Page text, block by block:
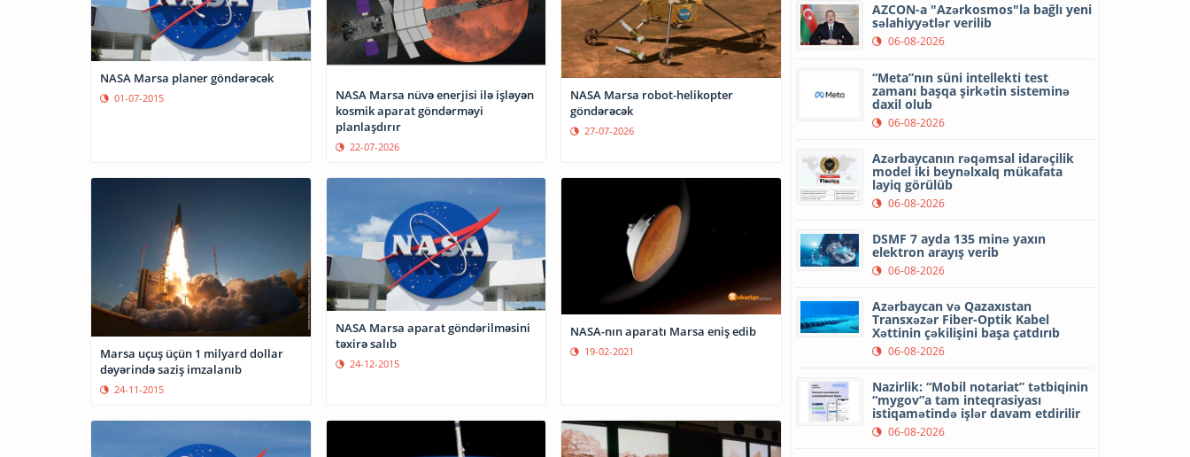
NASА Marsa planer göndərəcək
01-07-2015
NASA Marsa nüvə enerjisi ilə işləyən
kosmik aparat göndərməyi
planlaşdırır
22-07-2026
NASA Marsa robot-helikopter
göndərəcək
27-07-2026
Marsa uçuş üçün 1 milyard dollar
dəyərində saziş imzalanıb
24-11-2015
NASA Marsa aparat göndərilməsini
təxirə salıb
24-12-2015
NASA-nın aparatı Marsa eniş edib
19-02-2021
AZCON-a "Azərkosmos"la bağlı yeni
səlahiyyətlər verilib
06-08-2026
“Meta”nın süni intellekti test
zamanı başqa şirkətin sisteminə
daxil olub
06-08-2026
Azərbaycanın rəqəmsal idarəçilik
model iki beynəlxalq mükafata
layiq görülüb
06-08-2026
DSMF 7 ayda 135 minə yaxın
elektron arayış verib
06-08-2026
Azərbaycan və Qazaxıstan
Transxəzər Fiber-Optik Kabel
Xəttinin çəkilişini başa çatdırıb
06-08-2026
Nazirlik: “Mobil notariat” tətbiqinin
“mygov”a tam inteqrasiyası
istiqamətində işlər davam etdirilir
06-08-2026